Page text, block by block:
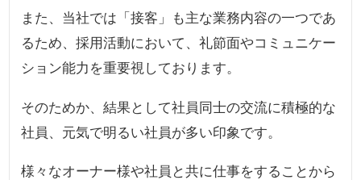
また、当社では「接客」も主な業務内容の一つであ
るため、採用活動において、礼節面やコミュニケー
ション能力を重要視しております。
そのためか、結果として社員同士の交流に積極的な
社員、元気で明るい社員が多い印象です。
様々なオーナー様や社員と共に仕事をすることから